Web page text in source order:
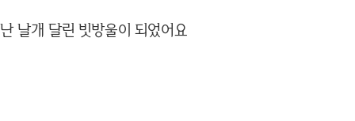
난 날개 달린 빗방울이 되었어요